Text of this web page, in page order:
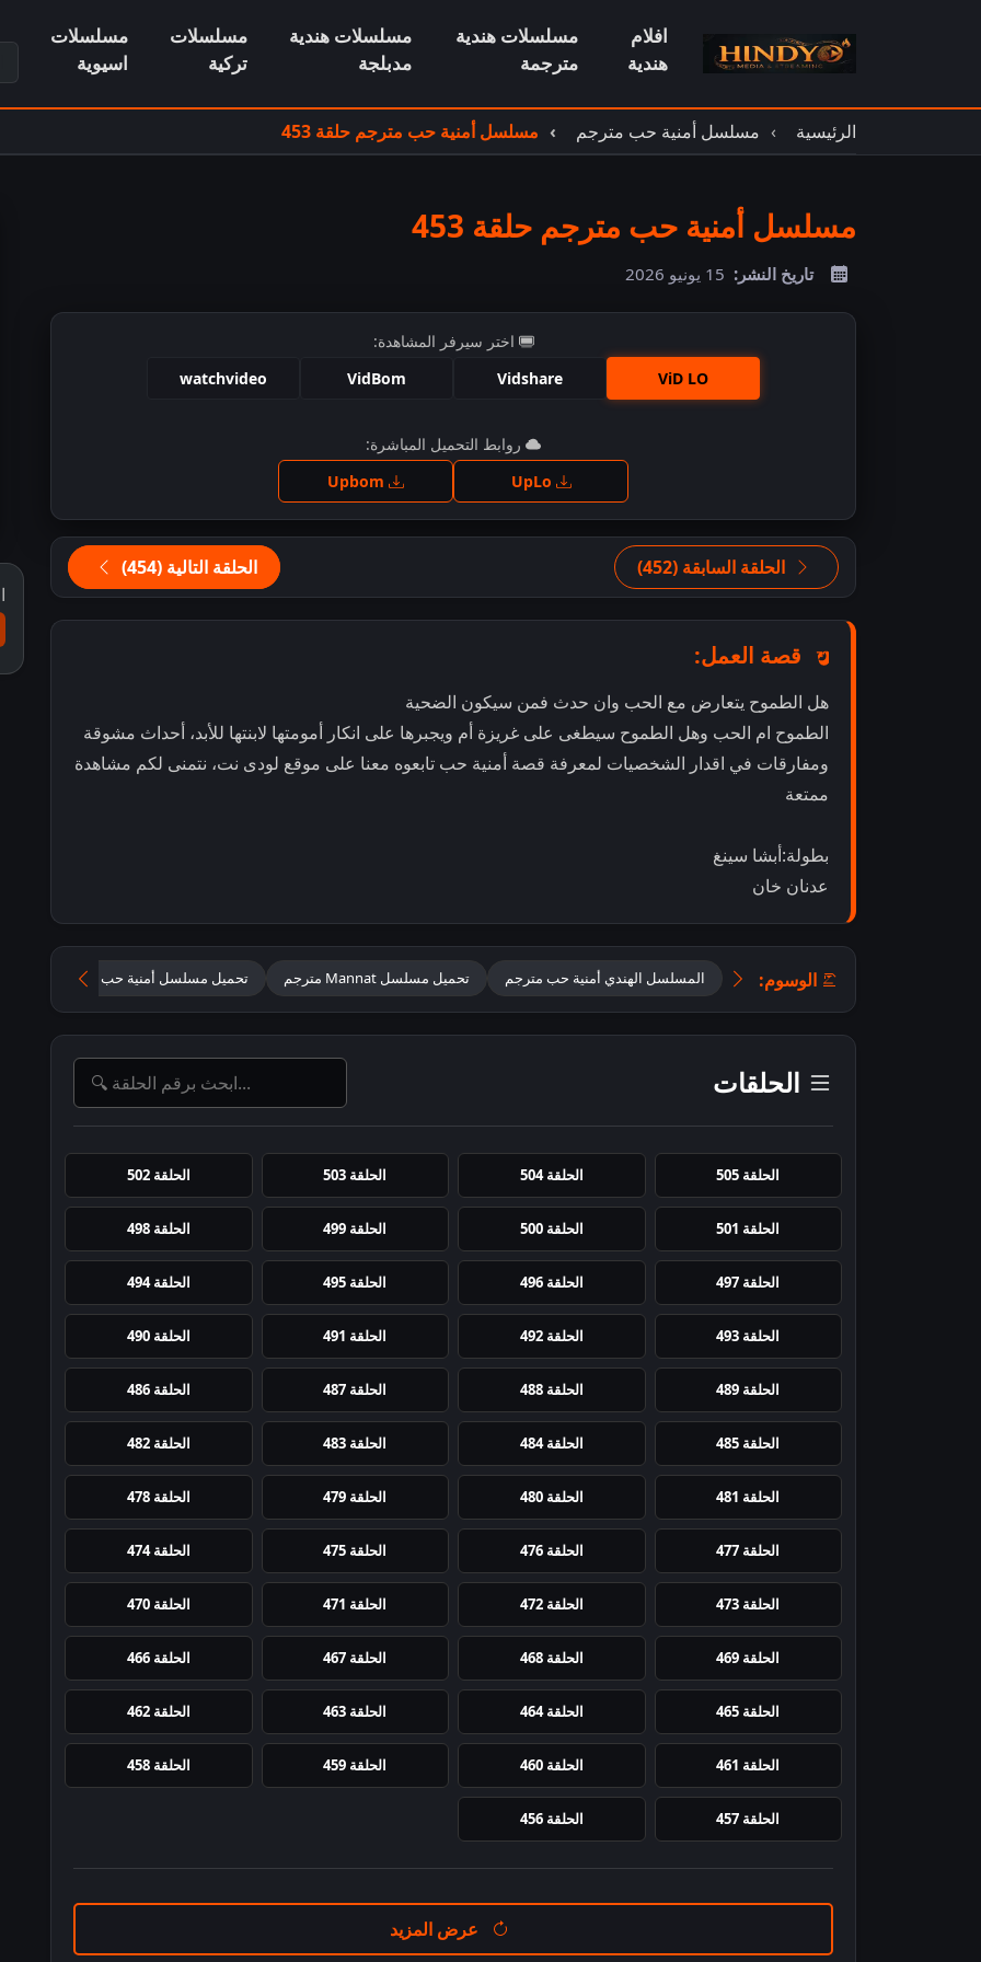
افلام
هندية
مسلسلات هندية
مترجمة
مسلسلات هندية
مدبلجة
مسلسلات
تركية
مسلسلات
اسيوية
الرئيسية مسلسل أمنية حب مترجم مسلسل أمنية حب مترجم حلقة 453
مسلسل أمنية حب مترجم حلقة 453
تاريخ النشر: 15 يونيو 2026
اختر سيرفر المشاهدة:
ViD LO
Vidshare
VidBom
watchvideo
اضغط للمشاهدة
روابط التحميل المباشرة:
الحلقة السابقة (452) الحلقة التالية (454)
قصة العمل:
هل الطموح يتعارض مع الحب وان حدث فمن سيكون الضحية
الطموح ام الحب وهل الطموح سيطغى على غريزة أم ويجبرها على انكار أمومتها لابنتها للأبد، أحداث مشوقة
ومفارقات في اقدار الشخصيات لمعرفة قصة أمنية حب تابعوه معنا على موقع لودى نت، نتمنى لكم مشاهدة
ممتعة
بطولة:أبشا سينغ
عدنان خان
الوسوم: المسلسل الهندي أمنية حب مترجم تحميل مسلسل Mannat مترجم تحميل مسلسل أمنية حب مترجم
الحلقات
الحلقة 505 الحلقة 504 الحلقة 503 الحلقة 502
الحلقة 501 الحلقة 500 الحلقة 499 الحلقة 498
الحلقة 497 الحلقة 496 الحلقة 495 الحلقة 494
الحلقة 493 الحلقة 492 الحلقة 491 الحلقة 490
الحلقة 489 الحلقة 488 الحلقة 487 الحلقة 486
الحلقة 485 الحلقة 484 الحلقة 483 الحلقة 482
الحلقة 481 الحلقة 480 الحلقة 479 الحلقة 478
الحلقة 477 الحلقة 476 الحلقة 475 الحلقة 474
الحلقة 473 الحلقة 472 الحلقة 471 الحلقة 470
الحلقة 469 الحلقة 468 الحلقة 467 الحلقة 466
الحلقة 465 الحلقة 464 الحلقة 463 الحلقة 462
الحلقة 461 الحلقة 460 الحلقة 459 الحلقة 458
الحلقة 457 الحلقة 456
عرض المزيد